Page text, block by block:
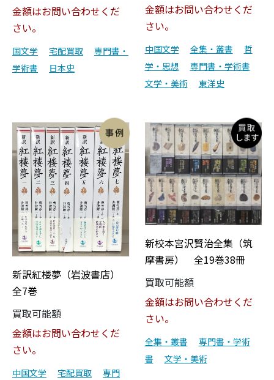
金額はお問い合わせくだ
さい。
国文学 宅配買取
専門書・
学術書
日本史
金額はお問い合わせくだ
さい。
中国文学 全集・叢書
哲
学・思想
専門書・学術書
文学・美術
東洋史
新訳紅楼夢（岩波書店）
全7巻
買取可能額
金額はお問い合わせくだ
さい。
中国文学 宅配買取
専門
新校本宮沢賢治全集（筑
摩書房） 全19巻38冊
買取可能額
金額はお問い合わせくだ
さい。
全集・叢書
専門書・学術
書
文学・美術